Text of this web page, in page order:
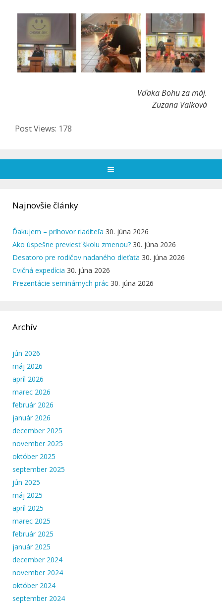
Vďaka Bohu za máj.
Zuzana Valková
Post Views: 178
Najnovšie články
Ďakujem – príhovor riaditeľa 30. júna 2026
Ako úspešne previesť školu zmenou? 30. júna 2026
Desatoro pre rodičov nadaného dieťaťa 30. júna 2026
Cvičná expedícia 30. júna 2026
Prezentácie seminárnych prác 30. júna 2026
Archív
jún 2026
máj 2026
apríl 2026
marec 2026
február 2026
január 2026
december 2025
november 2025
október 2025
september 2025
jún 2025
máj 2025
apríl 2025
marec 2025
február 2025
január 2025
december 2024
november 2024
október 2024
september 2024